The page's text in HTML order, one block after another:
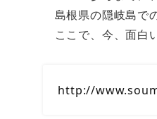
島根県の隠岐島で
ここで、今、面白
http://